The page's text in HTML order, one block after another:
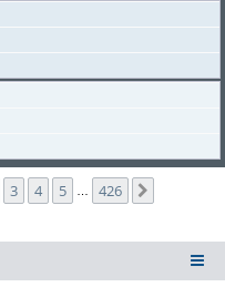
z426
3 4 5 426